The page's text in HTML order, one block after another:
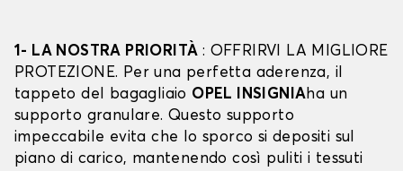
1- LA NOSTRA PRIORITÀ : OFFRIRVI LA MIGLIORE
PROTEZIONE. Per una perfetta aderenza, il
tappeto del bagagliaio OPEL INSIGNIAha un
supporto granulare. Questo supporto
impeccabile evita che lo sporco si depositi sul
piano di carico, mantenendo così puliti i tessuti